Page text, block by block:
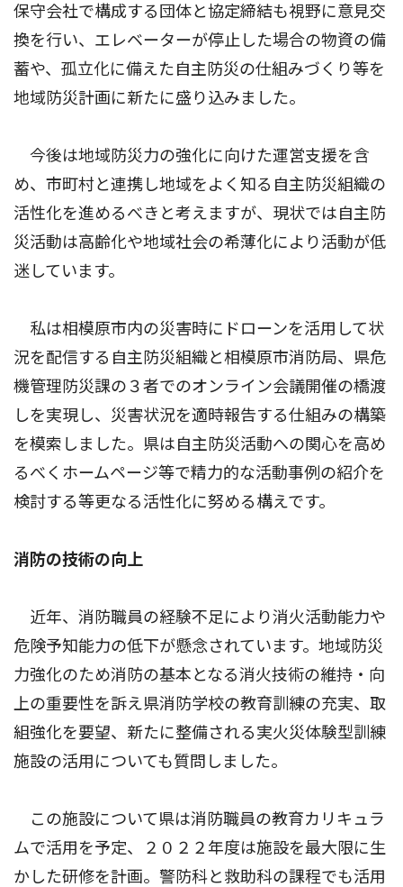
保守会社で構成する団体と協定締結も視野に意見交
換を行い、エレベーターが停止した場合の物資の備
蓄や、孤立化に備えた自主防災の仕組みづくり等を
地域防災計画に新たに盛り込みました。
今後は地域防災力の強化に向けた運営支援を含
め、市町村と連携し地域をよく知る自主防災組織の
活性化を進めるべきと考えますが、現状では自主防
災活動は高齢化や地域社会の希薄化により活動が低
迷しています。
私は相模原市内の災害時にドローンを活用して状
況を配信する自主防災組織と相模原市消防局、県危
機管理防災課の３者でのオンライン会議開催の橋渡
しを実現し、災害状況を適時報告する仕組みの構築
を模索しました。県は自主防災活動への関心を高め
るべくホームページ等で精力的な活動事例の紹介を
検討する等更なる活性化に努める構えです。
消防の技術の向上
近年、消防職員の経験不足により消火活動能力や
危険予知能力の低下が懸念されています。地域防災
力強化のため消防の基本となる消火技術の維持・向
上の重要性を訴え県消防学校の教育訓練の充実、取
組強化を要望、新たに整備される実火災体験型訓練
施設の活用についても質問しました。
この施設について県は消防職員の教育カリキュラ
ムで活用を予定、２０２２年度は施設を最大限に生
かした研修を計画。警防科と救助科の課程でも活用